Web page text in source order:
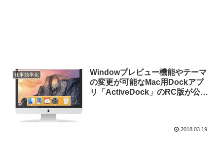
仕事効率化
Windowプレビュー機能やテーマ
の変更が可能なMac用Dockアプ
リ「ActiveDock」のRC版が公
2018.03.19